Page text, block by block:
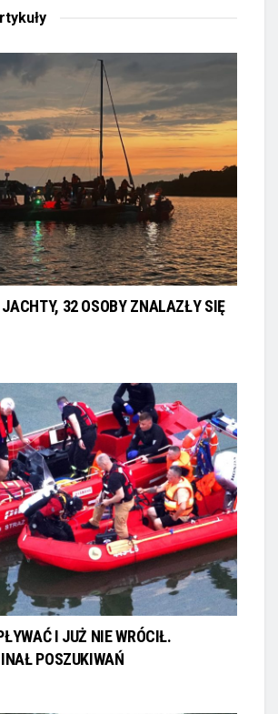
JACHTY, 32 OSOBY ZNALAZŁY SIĘ
I JUŻ NIE WRÓCIŁ.
POSZUKIWAŃ